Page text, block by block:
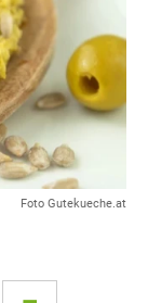
Foto Gutekueche.at